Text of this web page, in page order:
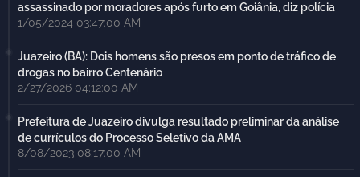
assassinado por moradores após furto em Goiânia, diz polícia
1/05/2024 03:47:00 AM
Juazeiro (BA): Dois homens são presos em ponto de tráfico de
drogas no bairro Centenário
2/27/2026 04:12:00 AM
Prefeitura de Juazeiro divulga resultado preliminar da análise
de currículos do Processo Seletivo da AMA
8/08/2023 08:17:00 AM